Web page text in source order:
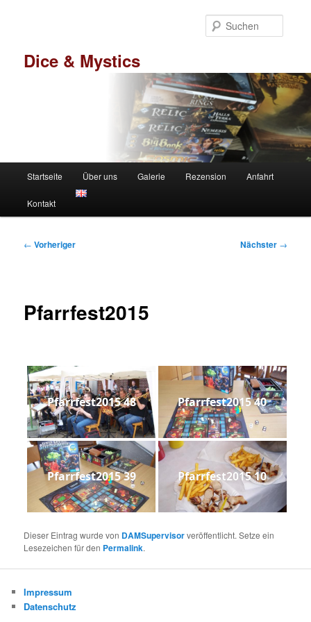
Dice & Mystics
Startseite Über uns Galerie Rezension Anfahrt
Kontakt
Beitragsnavigation
← Vorheriger Nächster →
Pfarrfest2015
Pfarrfest2015 48 Pfarrfest2015 40
Pfarrfest2015 39 Pfarrfest2015 10
Dieser Eintrag wurde von DAMSupervisorveröffentlicht. Setze ein
Lesezeichen für den Permalink.
Impressum
Datenschutz